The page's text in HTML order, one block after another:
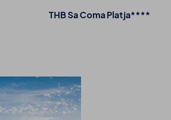
THB Sa Coma Platja****